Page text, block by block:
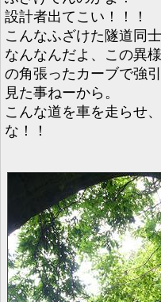
設計者出てこい！！！
こんなふざけた隧道同
なんなんだよ、この異
の角張ったカーブで強
見た事ねーから。
こんな道を車を走らせ
な！！